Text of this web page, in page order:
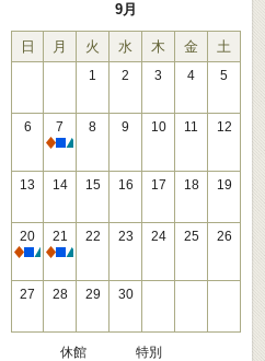
9月
日 月 火 水 木 金 土
1 2 3 4 5
6
7
休館
8 9 10 11 12
13 14 15 16 17 18 19
20
休館
21
休館
22 23 24 25 26
27 28 29 30
休館 特別